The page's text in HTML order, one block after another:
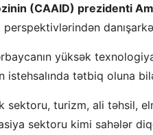
(CAAID) prezidenti
yüksək
istehsalında tətbiq oluna
sektoru, turizm, ali təhsil,
sektoru kimi sahələr